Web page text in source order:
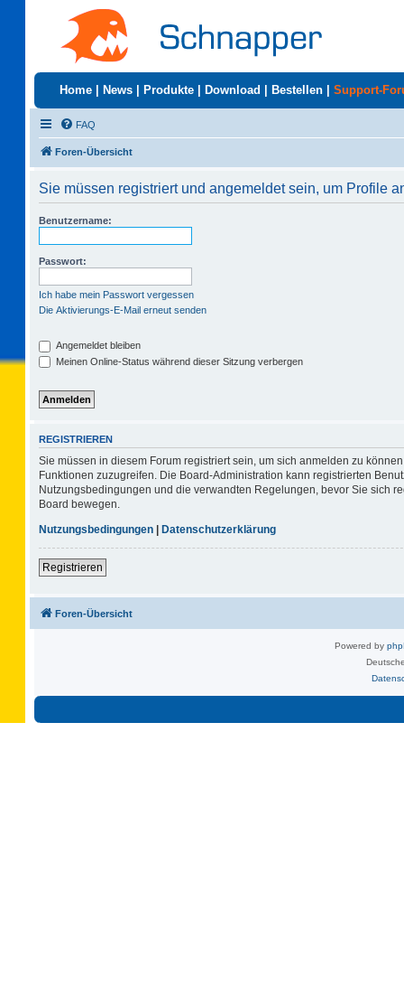
Home News Produkte Download Bestellen Support-
FAQ
Foren-Übersicht
Sie müssen registriert und angemeldet sein, um Profile
Benutzername:
Passwort:
Ich habe mein Passwort vergessen
Die Aktivierungs-E-Mail erneut senden
Angemeldet bleiben
Meinen Online-Status während dieser Sitzung verbergen
REGISTRIEREN
Sie müssen in diesem Forum registriert sein, um sich anmelden zu
Funktionen zuzugreifen. Die Board-Administration kann registrierten
Nutzungsbedingungen und die verwandten Regelungen, bevor Sie sich
Board bewegen.
Nutzungsbedingungen | Datenschutzerklärung
Registrieren
Foren-Übersicht
Powered by